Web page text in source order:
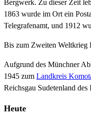
Bergwerk. Zu dieser Zeit
1863 wurde im Ort ein
Telegrafenamt, und 1912
Bis zum Zweiten Weltkrieg
Aufgrund des Münchner
1945 zum Landkreis
Reichsgau Sudetenland des
Heute